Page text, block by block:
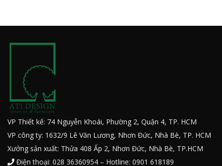
VP Thiết kế: 74 Nguyễn Khoái, Phường 2, Quận 4, TP. HCM
VP công ty: 1632/9 Lê Văn Lương, Nhơn Đức, Nhà Bè, TP. HCM
Xưởng sản xuất: Thửa 408 Ấp 2, Nhơn Đức, Nhà Bè, TP.HCM
Điện thoại: 028 36360954 – Hotline: 0901 618189